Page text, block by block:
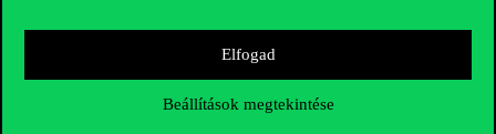
Elfogad
Beállítások megtekintése
Elérhetőségek